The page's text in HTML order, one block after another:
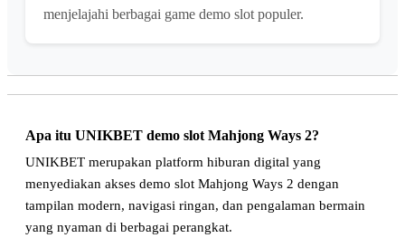
menjelajahi berbagai game demo slot populer.
Apa itu UNIKBET demo slot Mahjong Ways 2?
UNIKBET merupakan platform hiburan digital yang
menyediakan akses demo slot Mahjong Ways 2 dengan
tampilan modern, navigasi ringan, dan pengalaman bermain
yang nyaman di berbagai perangkat.